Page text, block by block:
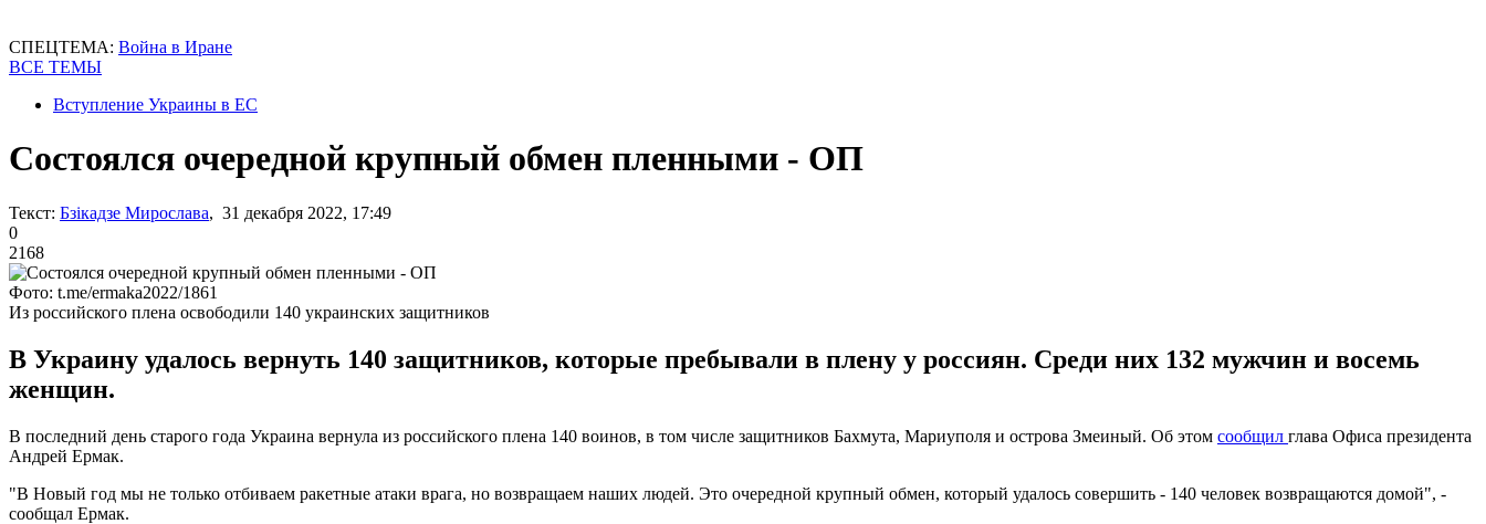
СПЕЦТЕМА: Война в Иране
ВСЕ ТЕМЫ
Вступление Украины в ЕС
Состоялся очередной крупный обмен пленными - ОП
Текст: Бзікадзе Мирослава, 31 декабря 2022, 17:49
0
2168
Фото: t.me/ermaka2022/1861
Из российского плена освободили 140 украинских защитников
В Украину удалось вернуть 140 защитников, которые пребывали в плену у россиян. Среди них 132 мужчин и восемь
женщин.
В последний день старого года Украина вернула из российского плена 140 воинов, в том числе защитников Бахмута, Мариуполя и острова Змеиный. Об этом сообщил глава Офиса президента
Андрей Ермак.
"В Новый год мы не только отбиваем ракетные атаки врага, но возвращаем наших людей. Это очередной крупный обмен, который удалось совершить - 140 человек возвращаются домой", -
сообщал Ермак.